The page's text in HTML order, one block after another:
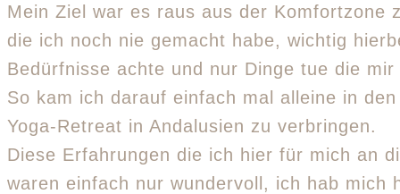
Mein Ziel war es raus aus der Komfortzone
die ich noch nie gemacht habe, wichtig
Bedürfnisse achte und nur Dinge tue die
So kam ich darauf einfach mal alleine in
Yoga-Retreat in Andalusien zu verbringen.
Diese Erfahrungen die ich hier für mich an
waren einfach nur wundervoll, ich hab mich